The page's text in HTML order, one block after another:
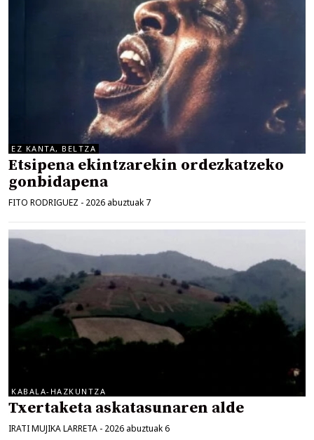
EZ KANTA, BELTZA
Etsipena ekintzarekin ordezkatzeko
gonbidapena
FITO RODRIGUEZ - 2026 abuztuak 7
KABALA-HAZKUNTZA
Txertaketa askatasunaren alde
IRATI MUJIKA LARRETA - 2026 abuztuak 6